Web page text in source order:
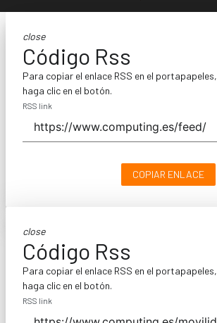
close
Código Rss
Para copiar el enlace RSS en el portapapeles,
haga clic en el botón.
RSS link
COPIAR ENLACE
close
Código Rss
Para copiar el enlace RSS en el portapapeles,
haga clic en el botón.
RSS link